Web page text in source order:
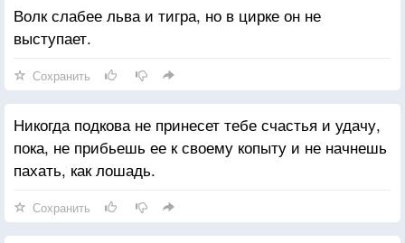
Волк слабее льва и тигра, но в цирке он не
выступает.
Сохранить
Никогда подкова не принесет тебе счастья и удачу,
пока, не прибьешь ее к своему копыту и не начнешь
пахать, как лошадь.
Сохранить